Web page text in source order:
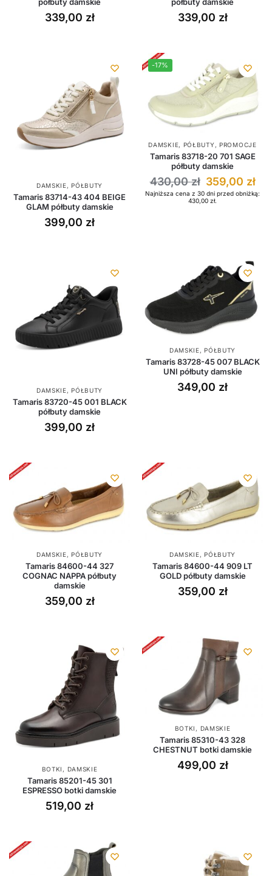
339,00 zł 339,00 zł
DAMSKIE,PÓŁBUTY
Tamaris 83714-43 404 BEIGE
GLAM półbuty damskie
399,00 zł
-17%
DAMSKIE, PÓŁBUTY , PROMOCJE
Tamaris 83718-20 701 SAGE
półbuty damskie
430,00zł 359,00 zł
Najniższa cena z 30 dni przed obniżką:
430,00 zł.
DAMSKIE,PÓŁBUTY
Tamaris 83720-45 001 BLACK
półbuty damskie
399,00 zł
DAMSKIE,PÓŁBUTY
Tamaris 83728-45 007 BLACK
UNI półbuty damskie
349,00 zł
DAMSKIE,PÓŁBUTY
Tamaris 84600-44 327
COGNAC NAPPA półbuty
damskie
359,00 zł
DAMSKIE,PÓŁBUTY
Tamaris 84600-44 909 LT
GOLD półbuty damskie
359,00 zł
BOTKI , DAMSKIE
Tamaris 85201-45 301
ESPRESSO botki damskie
519,00 zł
BOTKI , DAMSKIE
Tamaris 85310-43 328
CHESTNUT botki damskie
499,00 zł